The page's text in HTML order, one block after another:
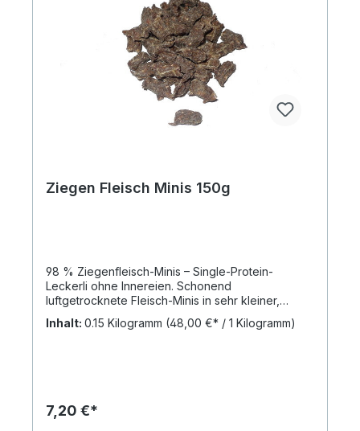
Ziegen Fleisch Minis 150g
98 % Ziegenfleisch-Minis – Single-Protein-
Leckerli ohne Innereien. Schonend
luftgetrocknete Fleisch-Minis in sehr kleiner,
gleichmäßiger Stückgröße. Frei von Getreide,
künstlichen Zusätzen und Konservierungsstoffen.
Minis Single-Protein? Ja. Die Minis enthalten
Inhalt: 0.15 Kilogramm (48,00 €* / 1 Kilogramm)
7,20 €*